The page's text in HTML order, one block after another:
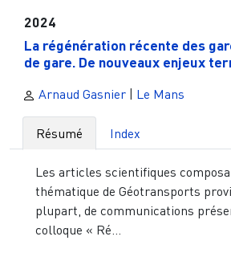
2024
La régénération récente des
de gare. De nouveaux enjeux
Arnaud Gasnier Le Mans
Résumé Index
Les articles scientifiques
thématique de Géotransports
plupart, de communications
colloque « Ré...